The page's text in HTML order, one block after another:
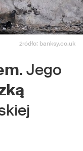
źródło: banksy.co.uk
. Jego